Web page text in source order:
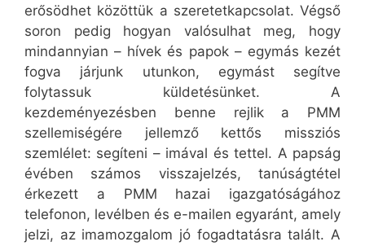
erősödhet közöttük a szeretetkapcsolat. Végső
soron pedig hogyan valósulhat meg, hogy
mindannyian – hívek és papok – egymás kezét
fogva járjunk utunkon, egymást segítve
folytassuk küldetésünket. A
kezdeményezésben benne rejlik a PMM
szellemiségére jellemző kettős missziós
szemlélet: segíteni – imával és tettel. A papság
évében számos visszajelzés, tanúságtétel
érkezett a PMM hazai igazgatóságához
telefonon, levélben és e-mailen egyaránt, amely
jelzi, az imamozgalom jó fogadtatásra talált. A